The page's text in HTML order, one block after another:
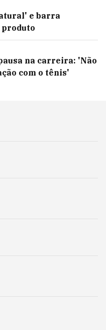
e barra
produto
na carreira: 'Não
com o tênis'